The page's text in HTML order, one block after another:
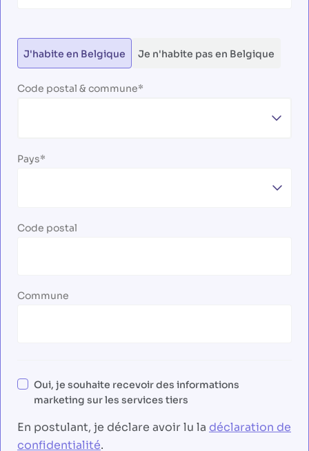
J'habite en Belgique Je n'habite pas en Belgique
Code postal & commune
Pays
Code postal
Commune
Oui, je souhaite recevoir des informations
marketing sur les services tiers
En postulant, je déclare avoir lu la déclaration de
confidentialité.